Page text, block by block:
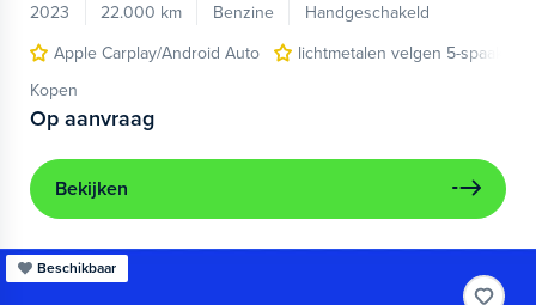
2023
22.000 km Benzine
Handgeschakeld
Apple Carplay/Android Auto
lichtmetalen velgen 5-spaaks
Kopen
Op aanvraag
Bekijken
Beschikbaar